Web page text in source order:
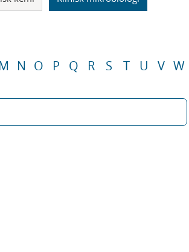
M N O P Q R S T U V W